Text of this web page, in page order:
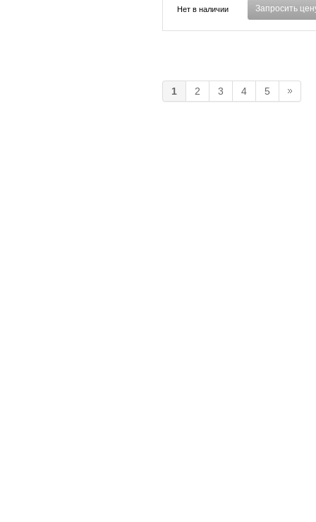
Нет в наличии Запросить
1 2 3 4 5